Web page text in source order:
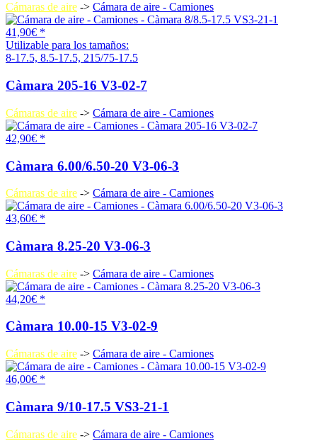
Cámaras de aire -> Cámara de aire - Camiones
41,90€ *
Utilizable para los tamaños:
8-17.5, 8.5-17.5, 215/75-17.5
Càmara 205-16 V3-02-7
Cámaras de aire -> Cámara de aire - Camiones
42,90€ *
Càmara 6.00/6.50-20 V3-06-3
Cámaras de aire -> Cámara de aire - Camiones
43,60€ *
Càmara 8.25-20 V3-06-3
Cámaras de aire -> Cámara de aire - Camiones
44,20€ *
Càmara 10.00-15 V3-02-9
Cámaras de aire -> Cámara de aire - Camiones
46,00€ *
Càmara 9/10-17.5 VS3-21-1
Cámaras de aire -> Cámara de aire - Camiones